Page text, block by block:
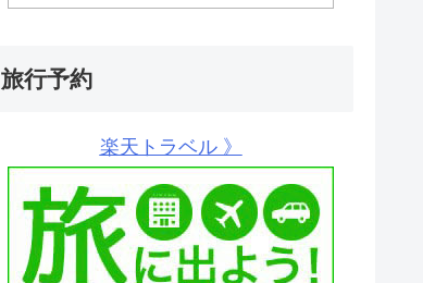
旅行予約
楽天トラベル 》